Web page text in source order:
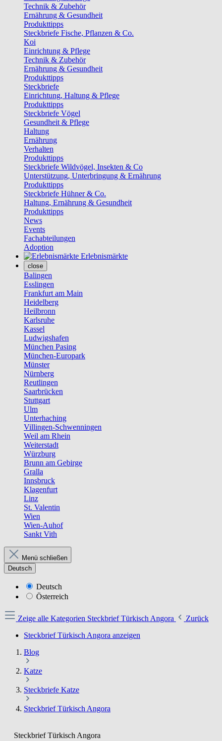
Technik & Zubehör
Ernährung & Gesundheit
Produkttipps
Steckbriefe Fische, Pflanzen & Co.
Koi
Einrichtung & Pflege
Technik & Zubehör
Ernährung & Gesundheit
Produkttipps
Steckbriefe
Einrichtung, Haltung & Pflege
Produkttipps
Steckbriefe Vögel
Gesundheit & Pflege
Haltung
Ernährung
Verhalten
Produkttipps
Steckbriefe Wildvögel, Insekten & Co
Unterstützung, Unterbringung & Ernährung
Produkttipps
Steckbriefe Hühner & Co.
Haltung, Ernährung & Gesundheit
Produkttipps
News
Events
Fachabteilungen
Adoption
Erlebnismärkte
close
Balingen
Esslingen
Frankfurt am Main
Heidelberg
Heilbronn
Karlsruhe
Kassel
Ludwigshafen
München Pasing
München-Europark
Münster
Nürnberg
Reutlingen
Saarbrücken
Stuttgart
Ulm
Unterhaching
Villingen-Schwenningen
Weil am Rhein
Weiterstadt
Würzburg
Brunn am Gebirge
Gralla
Innsbruck
Klagenfurt
Linz
St. Valentin
Wien
Wien-Auhof
Sankt Vith
Menü schließen
Deutsch
Deutsch
Österreich
Zeige alle Kategorien Steckbrief Türkisch Angora
Zurück
Steckbrief Türkisch Angora anzeigen
Blog
Katze
Steckbriefe Katze
Steckbrief Türkisch Angora
Steckbrief Türkisch Angora